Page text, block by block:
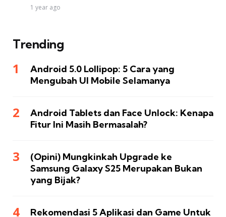
1 year ago
Trending
Android 5.0 Lollipop: 5 Cara yang
Mengubah UI Mobile Selamanya
Android Tablets dan Face Unlock: Kenapa
Fitur Ini Masih Bermasalah?
(Opini) Mungkinkah Upgrade ke
Samsung Galaxy S25 Merupakan Bukan
yang Bijak?
Rekomendasi 5 Aplikasi dan Game Untuk